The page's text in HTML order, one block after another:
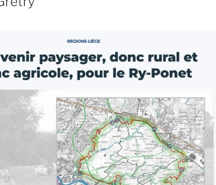
du
vision »)
publiée.
Elle
prône
le
développement
agricole